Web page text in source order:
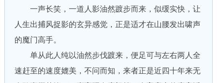
一声长笑，一道人影油然踱步而来，似缓实快，让
人生出捕风捉影的玄异感觉，正是适才在山腰发出啸声
的魔门高手。
单从此人纯以油然步伐踱来，便足可与左右两人全
速赶至的速度媲美，不问而知，来者正是近四十年来无